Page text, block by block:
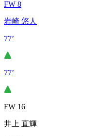
FW 8
岩崎 悠人
77’
77’
FW 16
井上 直輝